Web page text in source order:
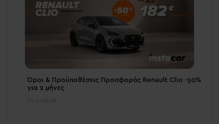
Όροι & Προϋποθέσεις Προσφοράς Renault Clio -50%
για 2 μήνες
01.07.2026